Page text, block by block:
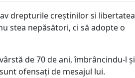
drepturile creștinilor si libertatea
stea nepăsători, ci să adopte o
de 70 de ani, îmbrâncindu-l și
ofensați de mesajul lui.